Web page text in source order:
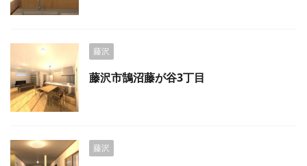
藤沢
藤沢市鵠沼藤が谷3丁目
藤沢